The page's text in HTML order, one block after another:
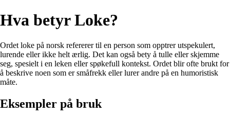
Hva betyr Loke?
Ordet loke på norsk refererer til en person som opptrer utspekulert,
lurende eller ikke helt ærlig. Det kan også bety å tulle eller skjemme
seg, spesielt i en leken eller spøkefull kontekst. Ordet blir ofte brukt for
å beskrive noen som er småfrekk eller lurer andre på en humoristisk
måte.
Eksempler på bruk